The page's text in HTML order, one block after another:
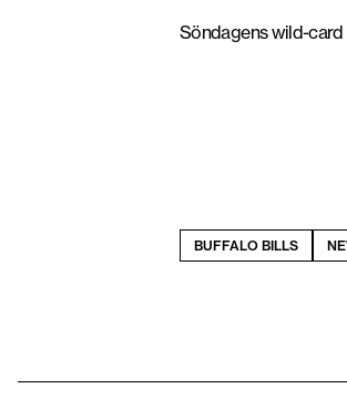
Söndagens wild-
BUFFALO BILLS